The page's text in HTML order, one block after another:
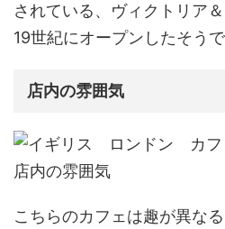
されている、 ヴィクトリア
19世紀にオープン したそうで
店内の雰囲気
こちらのカフェは趣が異な